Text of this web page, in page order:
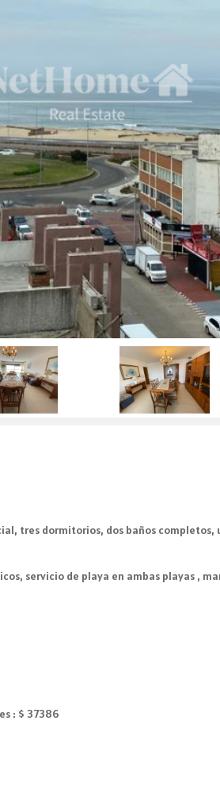
tres dormitorios, dos baños
servicio de playa en ambas playas ,
: $ 37386